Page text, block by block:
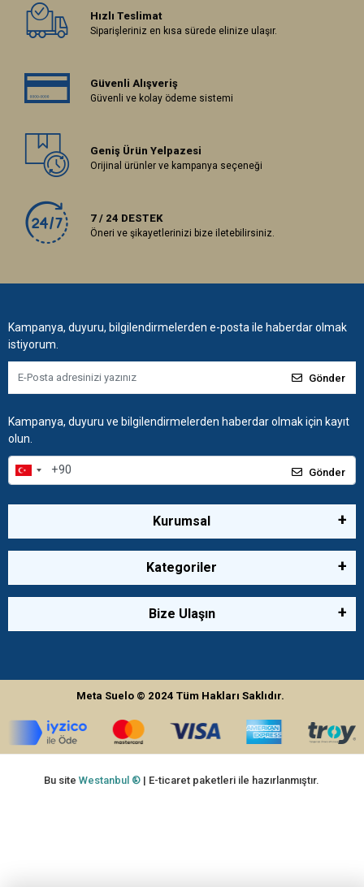
Hızlı Teslimat
Siparişleriniz en kısa sürede elinize ulaşır.
Güvenli Alışveriş
Güvenli ve kolay ödeme sistemi
Geniş Ürün Yelpazesi
Orijinal ürünler ve kampanya seçeneği
7 / 24 DESTEK
Öneri ve şikayetlerinizi bize iletebilirsiniz.
Kampanya, duyuru, bilgilendirmelerden e-posta ile haberdar olmak
istiyorum.
Gönder
Kampanya, duyuru ve bilgilendirmelerden haberdar olmak için kayıt
olun.
Gönder
Kurumsal
Kategoriler
Bize Ulaşın
Meta Suelo © 2024Tüm Hakları Saklıdır.
Bu siteWestanbul ® | E-ticaret paketleri ile hazırlanmıştır.